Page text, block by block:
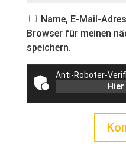
Name, E-Mail-
Browser für meinen
speichern.
Anti-Roboter-